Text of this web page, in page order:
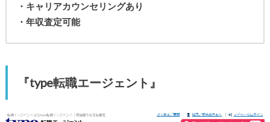
・キャリアカウンセリングあり
・年収査定可能
『type転職エージェント』